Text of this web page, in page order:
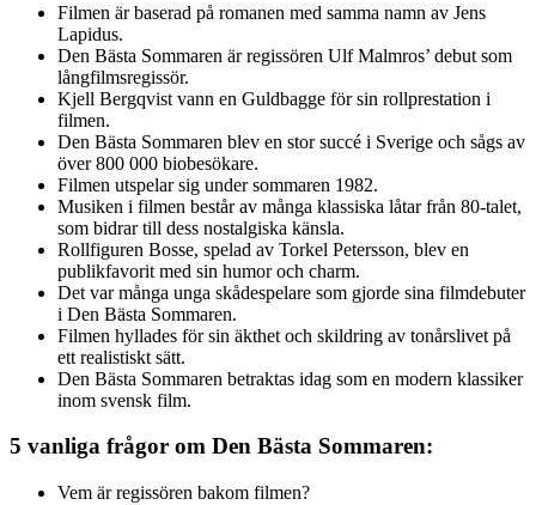
Filmen är baserad på romanen med samma namn av Jens
Lapidus.
Den Bästa Sommaren är regissören Ulf Malmros’ debut som
långfilmsregissör.
Kjell Bergqvist vann en Guldbagge för sin rollprestation i
filmen.
Den Bästa Sommaren blev en stor succé i Sverige och sågs av
över 800 000 biobesökare.
Filmen utspelar sig under sommaren 1982.
Musiken i filmen består av många klassiska låtar från 80-talet,
som bidrar till dess nostalgiska känsla.
Rollfiguren Bosse, spelad av Torkel Petersson, blev en
publikfavorit med sin humor och charm.
Det var många unga skådespelare som gjorde sina filmdebuter
i Den Bästa Sommaren.
Filmen hyllades för sin äkthet och skildring av tonårslivet på
ett realistiskt sätt.
Den Bästa Sommaren betraktas idag som en modern klassiker
inom svensk film.
5 vanliga frågor om Den Bästa Sommaren:
Vem är regissören bakom filmen?